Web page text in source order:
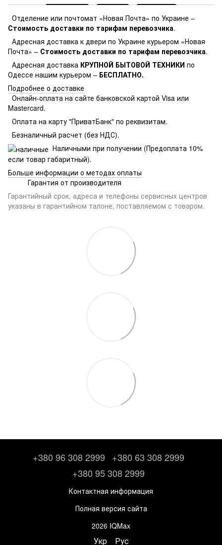
Отделение или почтомат «Новая Почта» по Украине –
Стоимость доставки по тарифам перевозчика.
Адресная доставка к двери по Украине курьером «Новая
Почта» – Стоимость доставки по тарифам перевозчика.
Адресная доставка КРУПНОЙ БЫТОВОЙ ТЕХНИКИ по
Одессе нашим курьером – БЕСПЛАТНО.
Подробнее о доставке
Онлайн-оплата на сайте банковской картой Visa или
Mastercard.
Оплата на карту "ПриватБанк" по реквизитам.
Безналичный расчет (без НДС).
Наличными при получении (Предоплата 10%
если товар габаритный).
Больше информации о методах оплаты
Гарантия от производителя
Гарантийный срок, адреса и телефоны сервисных центров
указаны в гарантийном талоне, поставляемом с товаром.
+380 96 308 2999
+380 63 308 2999
+380 95 308 2999
Контактная информация
Полная версия сайта
2026 IQMax
Укр Рус